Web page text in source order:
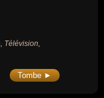
Télévision,
Tombe ►